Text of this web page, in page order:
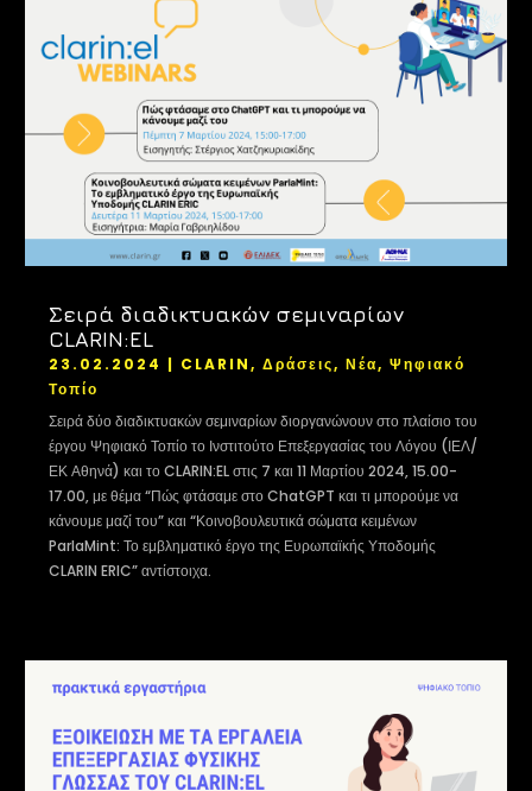
Σειρά διαδικτυακών σεμιναρίων
CLARIN:EL
23.02.2024 | CLARIN,Δράσεις,Νέα,Ψηφιακό
Τοπίο
Σειρά δύο διαδικτυακών σεμιναρίων διοργανώνουν στο πλαίσιο του
έργου Ψηφιακό Τοπίο το Ινστιτούτο Επεξεργασίας του Λόγου (ΙΕΛ/
ΕΚ Αθηνά) και το CLARIN:EL στις 7 και 11 Μαρτίου 2024, 15.00-
17.00, με θέμα “Πώς φτάσαμε στο ChatGPT και τι μπορούμε να
κάνουμε μαζί του” και “Κοινοβουλευτικά σώματα κειμένων
ParlaMint: Το εμβληματικό έργο της Ευρωπαϊκής Υποδομής
CLARIN ERIC” αντίστοιχα.